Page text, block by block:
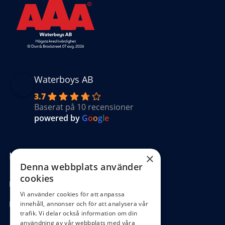
Waterboys AB
3.7
Baserat på 10 recensioner
powered by Google
Kundinformation
Köpvillkor
Hantering GDPR
×
Denna webbplats använder
cookies
Vi använder cookies för att anpassa
innehåll, annonser och för att analysera vår
trafik. Vi delar också information om din
användning av vår webbplats med våra